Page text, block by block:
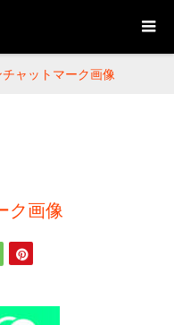
ャットマーク画像
ク画像